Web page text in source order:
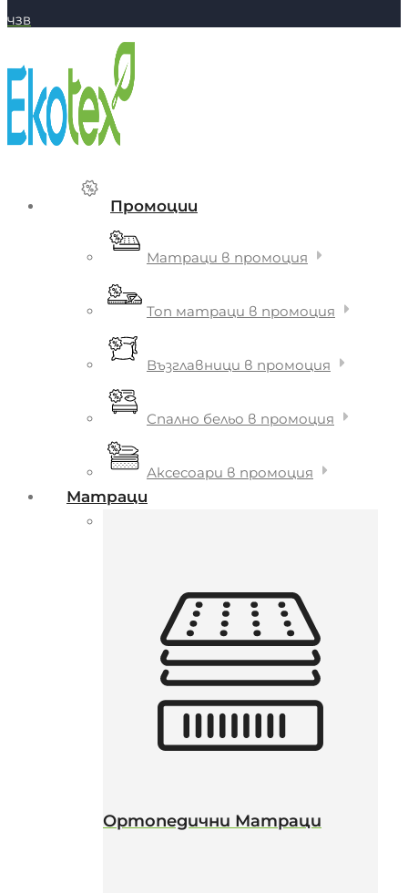
ЧЗВ
Промоции
Матраци в промоция
Топ матраци в промоция
Възглавници в промоция
Спално бельо в промоция
Аксесоари в промоция
Матраци
Ортопедични Матраци